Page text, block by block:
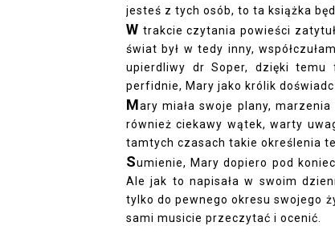
jesteś z tych osób, to ta książka
W trakcie czytania powieści
świat był w tedy inny,
upierdliwy dr Soper, dzięki
perfidnie, Mary jako królik
Mary miała swoje plany,
również ciekawy wątek, warty
tamtych czasach takie określenia
Sumienie, Mary dopiero pod
Ale jak to napisała w swoim
tylko do pewnego okresu swojego
sami musicie przeczytać i ocenić.